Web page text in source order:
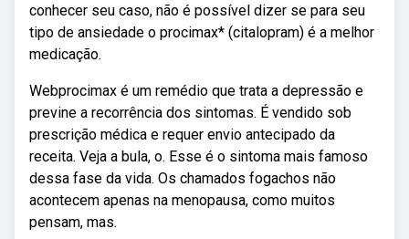
conhecer seu caso, não é possível dizer se para seu
tipo de ansiedade o procimax* (citalopram) é a melhor
medicação.
Webprocimax é um remédio que trata a depressão e
previne a recorrência dos sintomas. É vendido sob
prescrição médica e requer envio antecipado da
receita. Veja a bula, o. Esse é o sintoma mais famoso
dessa fase da vida. Os chamados fogachos não
acontecem apenas na menopausa, como muitos
pensam, mas.